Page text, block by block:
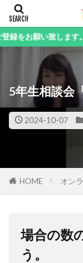
します。
5年生相談会
2024-10-07
HOME オン
場合の数
う。
キーワード
カテゴリー